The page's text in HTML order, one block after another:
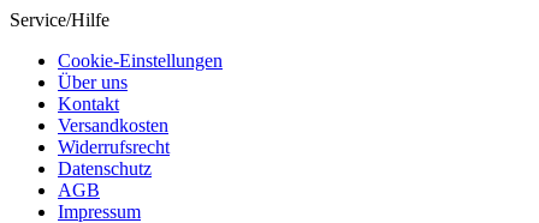
Service/Hilfe
Cookie-Einstellungen
Über uns
Kontakt
Versandkosten
Widerrufsrecht
Datenschutz
AGB
Impressum